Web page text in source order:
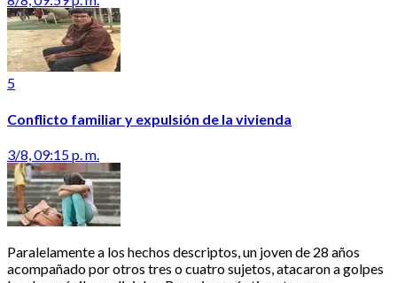
5
Conflicto familiar y expulsión de la vivienda
3/8, 09:15 p. m.
Paralelamente a los hechos descriptos, un joven de 28 años
acompañado por otros tres o cuatro sujetos, atacaron a golpes